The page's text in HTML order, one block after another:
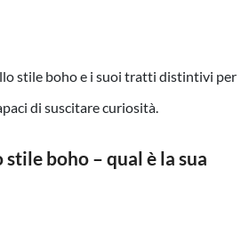
stile boho e i suoi tratti distintivi per
di suscitare curiosità.
boho – qual è la sua